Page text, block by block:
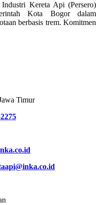
Kereta Api (Persero)
Kota Bogor dalam
berbasis trem. Komitmen
Timur